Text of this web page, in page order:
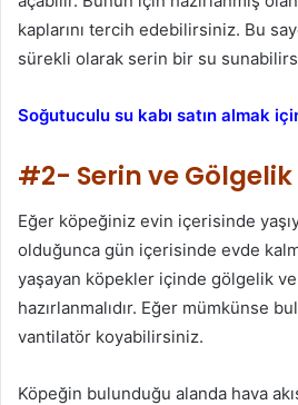
kaplarını tercih edebilirsiniz. Bu
sürekli olarak serin bir su
Soğutuculu su kabı satın almak
#2- Serin ve
Eğer köpeğiniz evin içerisinde
olduğunca gün içerisinde evde
yaşayan köpekler içinde gölgelik
hazırlanmalıdır. Eğer mümkünse
vantilatör koyabilirsiniz.
Köpeğin bulunduğu alanda hava